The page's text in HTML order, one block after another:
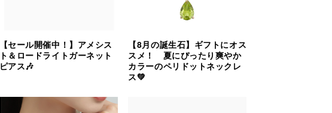
【セール開催中！】アメシス
ト＆ロードライトガーネット
ピアス🎶
【8月の誕生石】ギフトにオス
スメ！ 夏にぴったり爽やか
カラーのペリドットネックレ
ス💚